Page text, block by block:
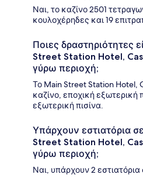
Ναι, το καζίνο 2501
κουλοχέρηδες και 19
Ποιες δραστηριότητες
Street Station Hotel,
γύρω περιοχή;
Το Main Street Station Hotel,
καζίνο, εποχική
εξωτερική πισίνα.
Υπάρχουν εστιατόρια
Street Station Hotel,
γύρω περιοχή;
Ναι, υπάρχουν 2